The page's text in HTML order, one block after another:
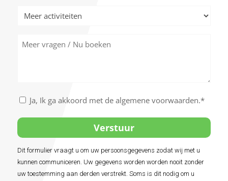
Meer
activiteiten
Meer
vragen
Akkoord
de
algemene
voorwaarden
*
Ja, Ik ga akkoord met de algemene voorwaarden.*
Dit formulier vraagt u om uw persoonsgegevens zodat wij met u
kunnen communiceren. Uw gegevens worden worden nooit zonder
uw toestemming aan derden verstrekt. Soms is dit nodig om u